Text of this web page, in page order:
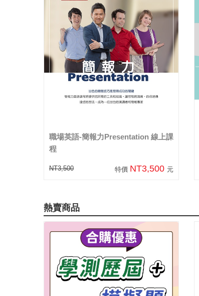
職場英語-簡報力Presentation 線上課
程
NT3,500 特價 NT3,500 元
熱賣商品